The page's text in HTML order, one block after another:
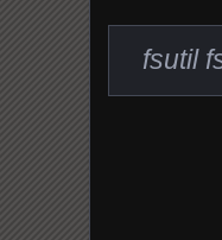
fsutil